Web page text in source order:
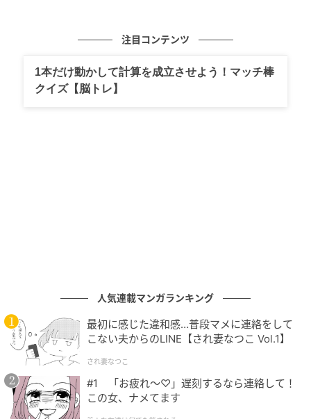
注目コンテンツ
1本だけ動かして計算を成立させよう！マッチ棒
クイズ【脳トレ】
人気連載マンガランキング
最初に感じた違和感…普段マメに連絡をして
こない夫からのLINE【され妻なつこ Vol.1】
され妻なつこ
#1 「お疲れ〜♡」遅刻するなら連絡して！
この女、ナメてます